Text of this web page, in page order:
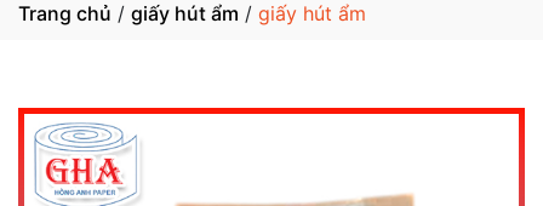
Trang chủ / giấy hút ẩm / giấy hút ẩm